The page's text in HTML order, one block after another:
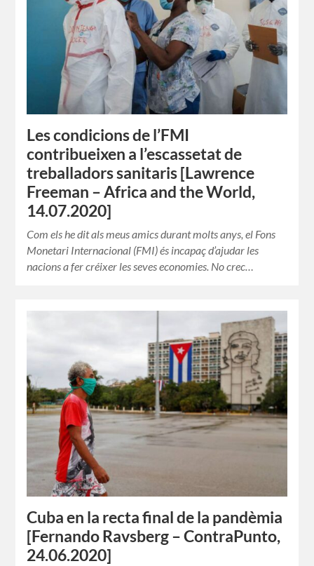
Les condicions de l’FMI
contribueixen a l’escassetat de
treballadors sanitaris [Lawrence
Freeman – Africa and the World,
14.07.2020]
Com els he dit als meus amics durant molts anys, el Fons
Monetari Internacional (FMI) és incapaç d’ajudar les
nacions a fer créixer les seves economies. No crec…
Cuba en la recta final de la pandèmia
[Fernando Ravsberg – ContraPunto,
24.06.2020]